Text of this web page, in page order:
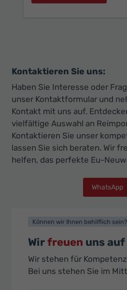
Kontaktieren Sie uns:
Haben Sie Interesse oder
unser Kontaktformular und
Kontakt mit uns auf.
vielfältige Auswahl an
Kontaktieren Sie unser
lassen Sie sich beraten. Wir
helfen, das perfekte Eu-
WhatsApp
Können wir Ihnen behilflich sein?
Wirfreuen uns auf
Wir stehen für
Bei uns stehen Sie im